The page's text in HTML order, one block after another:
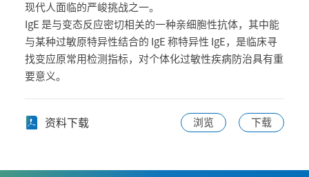
现代人面临的严峻挑战之一。
IgE 是与变态反应密切相关的一种亲细胞性抗体，其中能
与某种过敏原特异性结合的 IgE 称特异性 IgE，是临床寻
找变应原常用检测指标，对个体化过敏性疾病防治具有重
要意义。
资料下载 浏览 下载